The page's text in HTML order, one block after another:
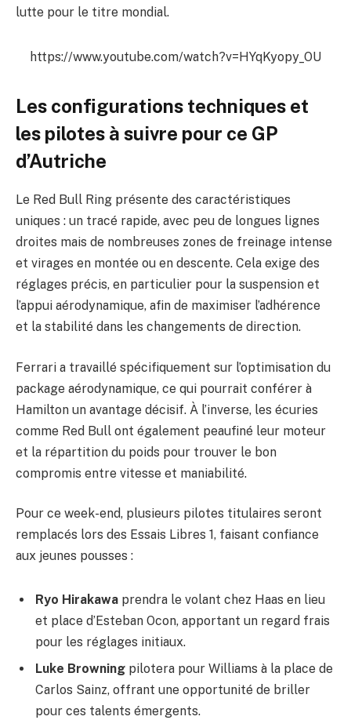
lutte pour le titre mondial.
https://www.youtube.com/watch?v=HYqKyopy_OU
Les configurations techniques et
les pilotes à suivre pour ce GP
d’Autriche
Le Red Bull Ring présente des caractéristiques
uniques : un tracé rapide, avec peu de longues lignes
droites mais de nombreuses zones de freinage intense
et virages en montée ou en descente. Cela exige des
réglages précis, en particulier pour la suspension et
l’appui aérodynamique, afin de maximiser l’adhérence
et la stabilité dans les changements de direction.
Ferrari a travaillé spécifiquement sur l’optimisation du
package aérodynamique, ce qui pourrait conférer à
Hamilton un avantage décisif. À l’inverse, les écuries
comme Red Bull ont également peaufiné leur moteur
et la répartition du poids pour trouver le bon
compromis entre vitesse et maniabilité.
Pour ce week-end, plusieurs pilotes titulaires seront
remplacés lors des Essais Libres 1, faisant confiance
aux jeunes pousses :
Ryo Hirakawa prendra le volant chez Haas en lieu
et place d’Esteban Ocon, apportant un regard frais
pour les réglages initiaux.
Luke Browning pilotera pour Williams à la place de
Carlos Sainz, offrant une opportunité de briller
pour ces talents émergents.